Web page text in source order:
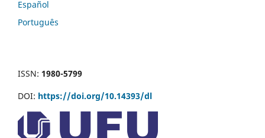
Español
Português
ISSN: 1980-5799
DOI: https://doi.org/10.14393/dl